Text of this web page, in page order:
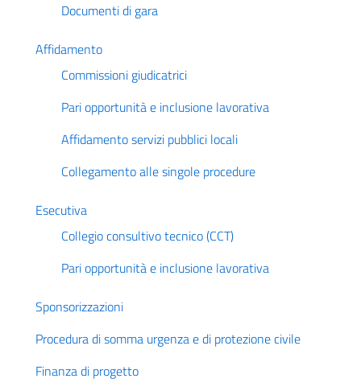
Documenti di gara
Affidamento
Commissioni giudicatrici
Pari opportunità e inclusione lavorativa
Affidamento servizi pubblici locali
Collegamento alle singole procedure
Esecutiva
Collegio consultivo tecnico (CCT)
Pari opportunità e inclusione lavorativa
Sponsorizzazioni
Procedura di somma urgenza e di protezione civile
Finanza di progetto